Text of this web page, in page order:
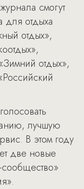
смогут
для отдыха
отдых»,
отдых»,
лучшую
В этом году
две новые